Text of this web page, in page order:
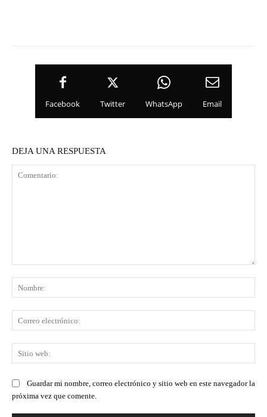
Facebook Twitter WhatsApp Email
DEJA UNA RESPUESTA
Guardar mi nombre, correo electrónico y sitio web en este navegador la
próxima vez que comente.